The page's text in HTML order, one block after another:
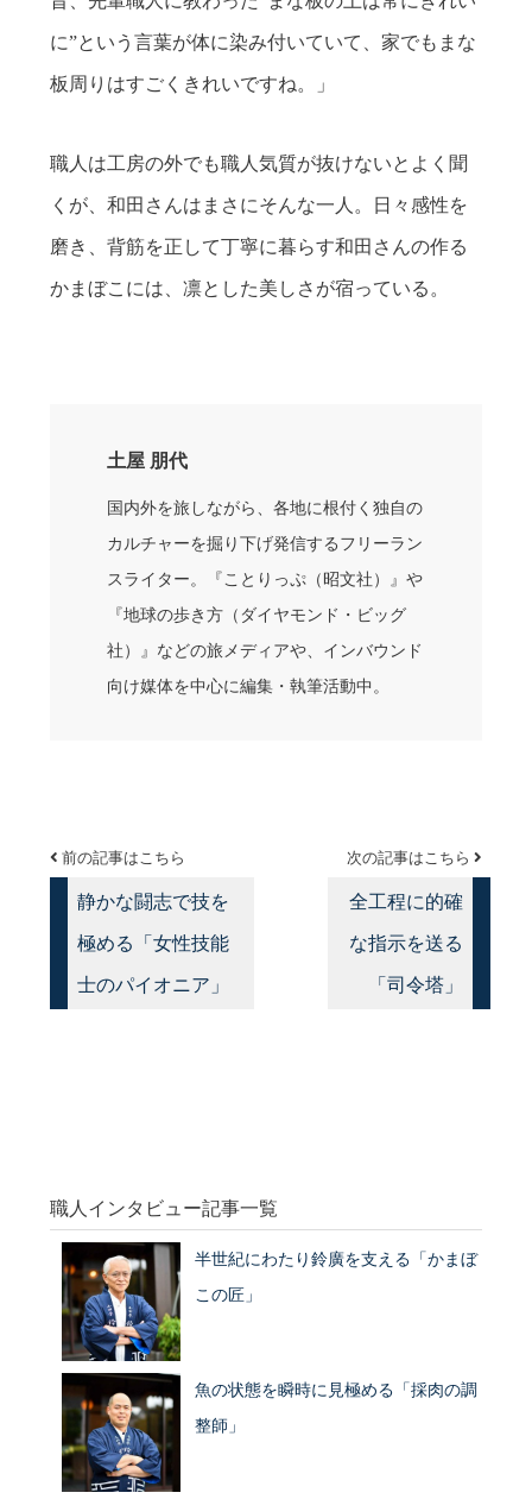
に”という言葉が体に染み付いていて、家でもまな
板周りはすごくきれいですね。」
職人は工房の外でも職人気質が抜けないとよく聞
くが、和田さんはまさにそんな一人。日々感性を
磨き、背筋を正して丁寧に暮らす和田さんの作る
かまぼこには、凛とした美しさが宿っている。
土屋 朋代
国内外を旅しながら、各地に根付く独自の
カルチャーを掘り下げ発信するフリーラン
スライター。『ことりっぷ（昭文社）』や
『地球の歩き方（ダイヤモンド・ビッグ
社）』などの旅メディアや、インバウンド
向け媒体を中心に編集・執筆活動中。
前の記事はこちら
静かな闘志で技を
極める「女性技能
士のパイオニア」
次の記事はこちら
全工程に的確
な指示を送る
「司令塔」
職人インタビュー記事一覧
半世紀にわたり鈴廣を支える「かまぼ
この匠」
魚の状態を瞬時に見極める「採肉の調
整師」